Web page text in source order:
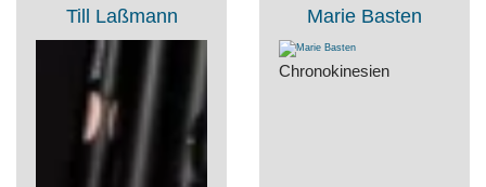
Till Laßmann Marie Basten
Chronokinesien